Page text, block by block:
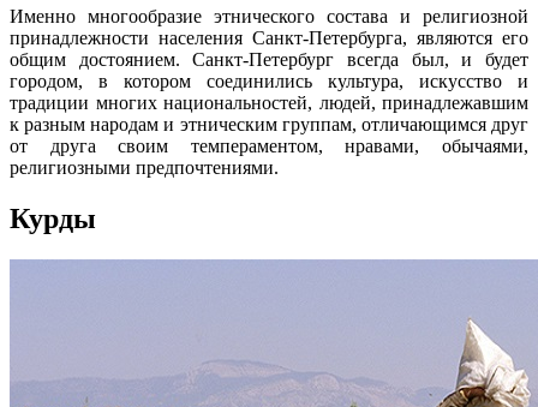
Именно многообразие этнического состава и религиозной
принадлежности населения Санкт-Петербурга, являются его
общим достоянием. Санкт-Петербург всегда был, и будет
городом, в котором соединились культура, искусство и
традиции многих национальностей, людей, принадлежавшим
к разным народам и этническим группам, отличающимся друг
от друга своим темпераментом, нравами, обычаями,
религиозными предпочтениями.
Курды